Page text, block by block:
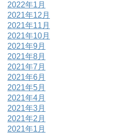
2022年1月
2021年12月
2021年11月
2021年10月
2021年9月
2021年8月
2021年7月
2021年6月
2021年5月
2021年4月
2021年3月
2021年2月
2021年1月